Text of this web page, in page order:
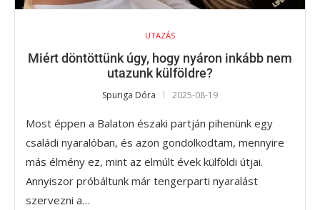
UTAZÁS
Miért döntöttünk úgy, hogy nyáron inkább nem
utazunk külföldre?
Spuriga Dóra 2025-08-19
Most éppen a Balaton északi partján pihenünk egy
családi nyaralóban, és azon gondolkodtam, mennyire
más élmény ez, mint az elmúlt évek külföldi útjai.
Annyiszor próbáltunk már tengerparti nyaralást
szervezni a…